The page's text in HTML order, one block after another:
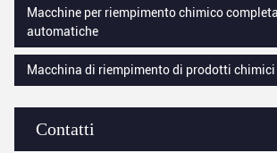
Contatti
Macchine per riempimento chimico
automatiche
Macchina di riempimento di prodotti